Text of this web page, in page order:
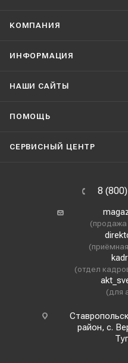
КОМПАНИЯ
ИНФОРМАЦИЯ
НАШИ CАЙТЫ
ПОМОЩЬ
СЕРВИСНЫЙ ЦЕНТР
8
(продажа
(отдел
(для
район, с.